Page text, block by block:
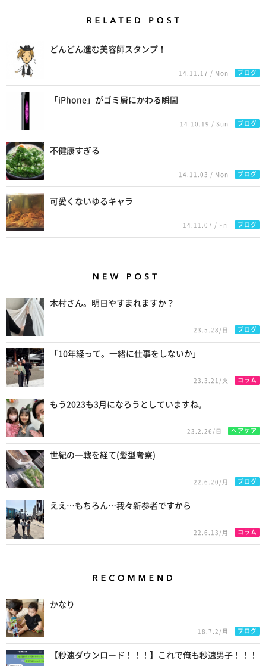
どんどん進む美容師スタンプ！
14.11.17 / Mon ブログ
「iPhone」がゴミ屑にかわる瞬間
14.10.19 / Sun ブログ
不健康すぎる
14.11.03 / Mon ブログ
可愛くないゆるキャラ
14.11.07 / Fri ブログ
木村さん。明日やすまれますか？
23.5.28/日 ブログ
「10年経って。一緒に仕事をしないか」
23.3.21/火 コラム
もう2023も3月になろうとしていますね。
23.2.26/日 ヘアケア
世紀の一戦を経て(髪型考察)
22.6.20/月 ブログ
ええ…もちろん…我々新参者ですから
22.6.13/月 コラム
かなり
18.7.2/月 ブログ
【秒速ダウンロード！！！】これで俺も秒速男子！！！